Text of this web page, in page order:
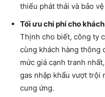
thiểu phát thải và bảo
Tối ưu chi phí cho
Thịnh cho biết, công ty
cùng khách hàng thông
mức giá cạnh tranh
gas nhập khẩu vượt trội
cung ứng.